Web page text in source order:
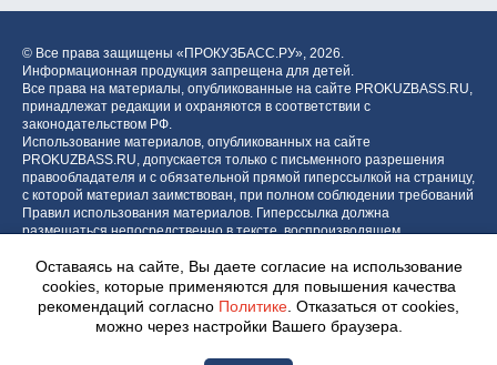
© Все права защищены «ПРОКУЗБАСС.РУ», 2026.
Информационная продукция запрещена для детей.
Все права на материалы, опубликованные на сайте PROKUZBASS.RU,
принадлежат редакции и охраняются в соответствии с
законодательством РФ.
Использование материалов, опубликованных на сайте
PROKUZBASS.RU, допускается только с письменного разрешения
правообладателя и с обязательной прямой гиперссылкой на страницу,
с которой материал заимствован, при полном соблюдении требований
Правил использования материалов. Гиперссылка должна
размещаться непосредственно в тексте, воспроизводящем
блока.
Оставаясь на сайте, Вы даете согласие на использование
cookies, которые применяются для повышения качества
рекомендаций согласно Политике . Отказаться от cookies,
можно через настройки Вашего браузера.